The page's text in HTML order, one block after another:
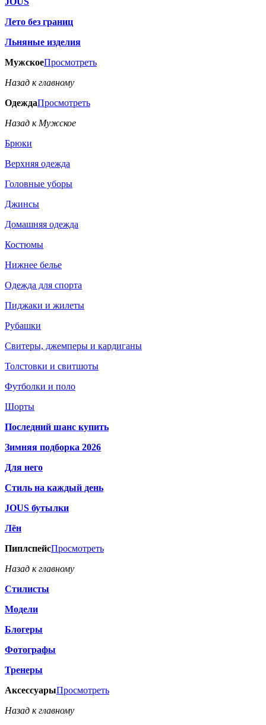
Лето без границ
Льняные изделия
МужскоеПросмотреть
Назад к главному
ОдеждаПросмотреть
Назад к Мужское
Брюки
Верхняя одежда
Головные уборы
Джинсы
Домашняя одежда
Костюмы
Нижнее белье
Одежда для спорта
Пиджаки и жилеты
Рубашки
Свитеры, джемперы и кардиганы
Толстовки и свитшоты
Футболки и поло
Шорты
Последний шанс купить
Зимняя подборка 2026
Для него
Стиль на каждый день
JOUS бутылки
Лён
ПиплспейсПросмотреть
Назад к главному
Стилисты
Модели
Блогеры
Фотографы
Тренеры
АксессуарыПросмотреть
Назад к главному